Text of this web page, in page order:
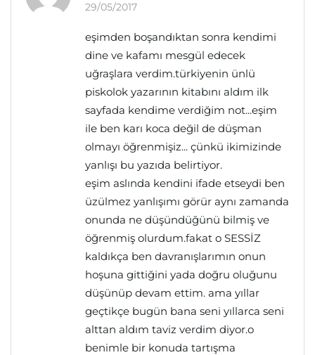
29/05/2017
eşimden boşandıktan sonra kendimi
dine ve kafamı mesgül edecek
uğraşlara verdim.türkiyenin ünlü
piskolok yazarının kitabını aldım ilk
sayfada kendime verdiğim not...eşim
ile ben karı koca değil de düşman
olmayı öğrenmişiz... çünkü ikimizinde
yanlışı bu yazıda belirtiyor.
eşim aslında kendini ifade etseydi ben
üzülmez yanlışımı görür aynı zamanda
onunda ne düşündüğünü bilmiş ve
öğrenmiş olurdum.fakat o SESSİZ
kaldıkça ben davranışlarımın onun
hoşuna gittiğini yada doğru oluğunu
düşünüp devam ettim. ama yıllar
geçtikçe bugün bana seni yıllarca seni
alttan aldım taviz verdim diyor.o
benimle bir konuda tartışma